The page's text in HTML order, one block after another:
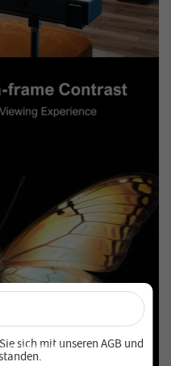
Jetzt abonnieren!
an und verpasse keine
Neuheiten!
×
sich mit unserenAGBund
.